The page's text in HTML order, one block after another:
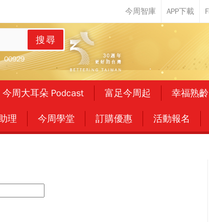
搜尋
00929
今周大耳朵 Podcast 富足今周起 幸福熟齡
理 今周學堂 訂購優惠 活動報名